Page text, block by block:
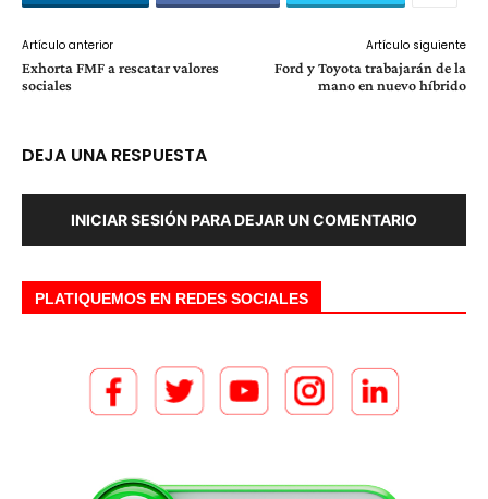
Artículo anterior
Exhorta FMF a rescatar valores
sociales
Artículo siguiente
Ford y Toyota trabajarán de la
mano en nuevo híbrido
DEJA UNA RESPUESTA
INICIAR SESIÓN PARA DEJAR UN COMENTARIO
PLATIQUEMOS EN REDES SOCIALES